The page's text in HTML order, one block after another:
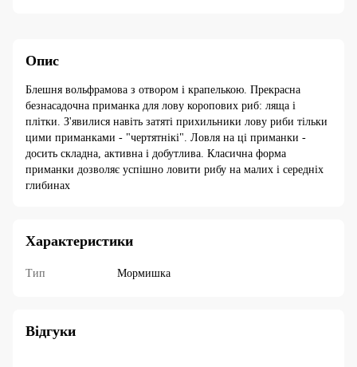
Опис
Блешня вольфрамова з отвором і крапелькою. Прекрасна
безнасадочна приманка для лову коропових риб: ляща і
плітки. З'явилися навіть затяті прихильники лову риби тільки
цими приманками - "чертятнікі". Ловля на ці приманки -
досить складна, активна і добутлива. Класична форма
приманки дозволяє успішно ловити рибу на малих і середніх
глибинах
Характеристики
Тип Мормишка
Відгуки